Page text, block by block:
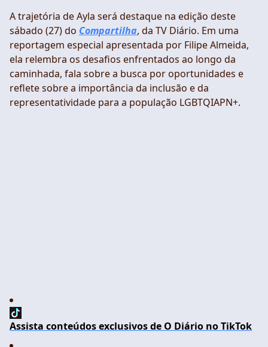
A trajetória de Ayla será destaque na edição deste
sábado (27) do Compartilha, da TV Diário. Em uma
reportagem especial apresentada por Filipe Almeida,
ela relembra os desafios enfrentados ao longo da
caminhada, fala sobre a busca por oportunidades e
reflete sobre a importância da inclusão e da
representatividade para a população LGBTQIAPN+.
Assista conteúdos exclusivos de O Diário no TikTok